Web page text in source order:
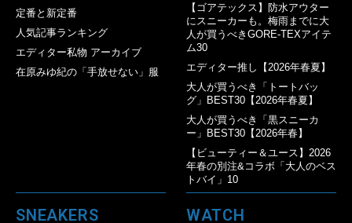
定番と新定番
人気記事ランキング
エディター私物 アーカイブ
在原みゆ紀の「手放せない」服
【ゴアテックス】防水アウター
にスニーカーも。梅雨までに大
人が買うべきGORE-TEXアイテ
ム30
エディター推し【2026年春夏】
大人が買うべき「トートバッ
グ」BEST30【2026年春夏】
大人が買うべき「黒スニーカ
ー」BEST30【2026年春】
【ビューティー＆ユース】2026
年春の別注&コラボ「大人のベス
トバイ」10
SNEAKERS WATCH